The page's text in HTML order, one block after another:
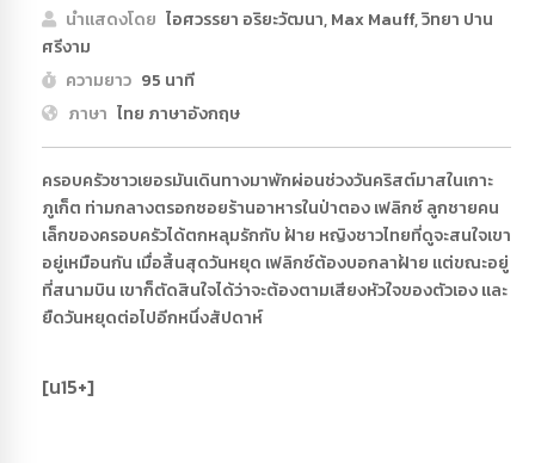
นำแสดงโดย ไอศวรรยา อริยะวัฒนา, Max Mauff, วิทยา ปาน
ศรีงาม
ความยาว 95 นาที
ภาษา ไทย ภาษาอังกฤษ
ครอบครัวชาวเยอรมันเดินทางมาพักผ่อนช่วงวันคริสต์มาสในเกาะ
ภูเก็ต ท่ามกลางตรอกซอยร้านอาหารในป่าตอง เฟลิกซ์ ลูกชายคน
เล็กของครอบครัวได้ตกหลุมรักกับ ฝ้าย หญิงชาวไทยที่ดูจะสนใจเขา
อยู่เหมือนกัน เมื่อสิ้นสุดวันหยุด เฟลิกซ์ต้องบอกลาฝ้าย แต่ขณะอยู่
ที่สนามบิน เขาก็ตัดสินใจได้ว่าจะต้องตามเสียงหัวใจของตัวเอง และ
ยืดวันหยุดต่อไปอีกหนึ่งสัปดาห์
[น15+]